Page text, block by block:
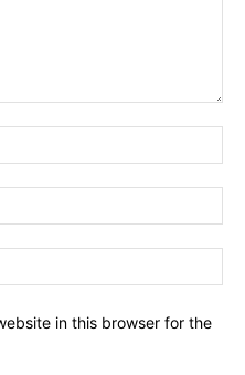
in this browser for the